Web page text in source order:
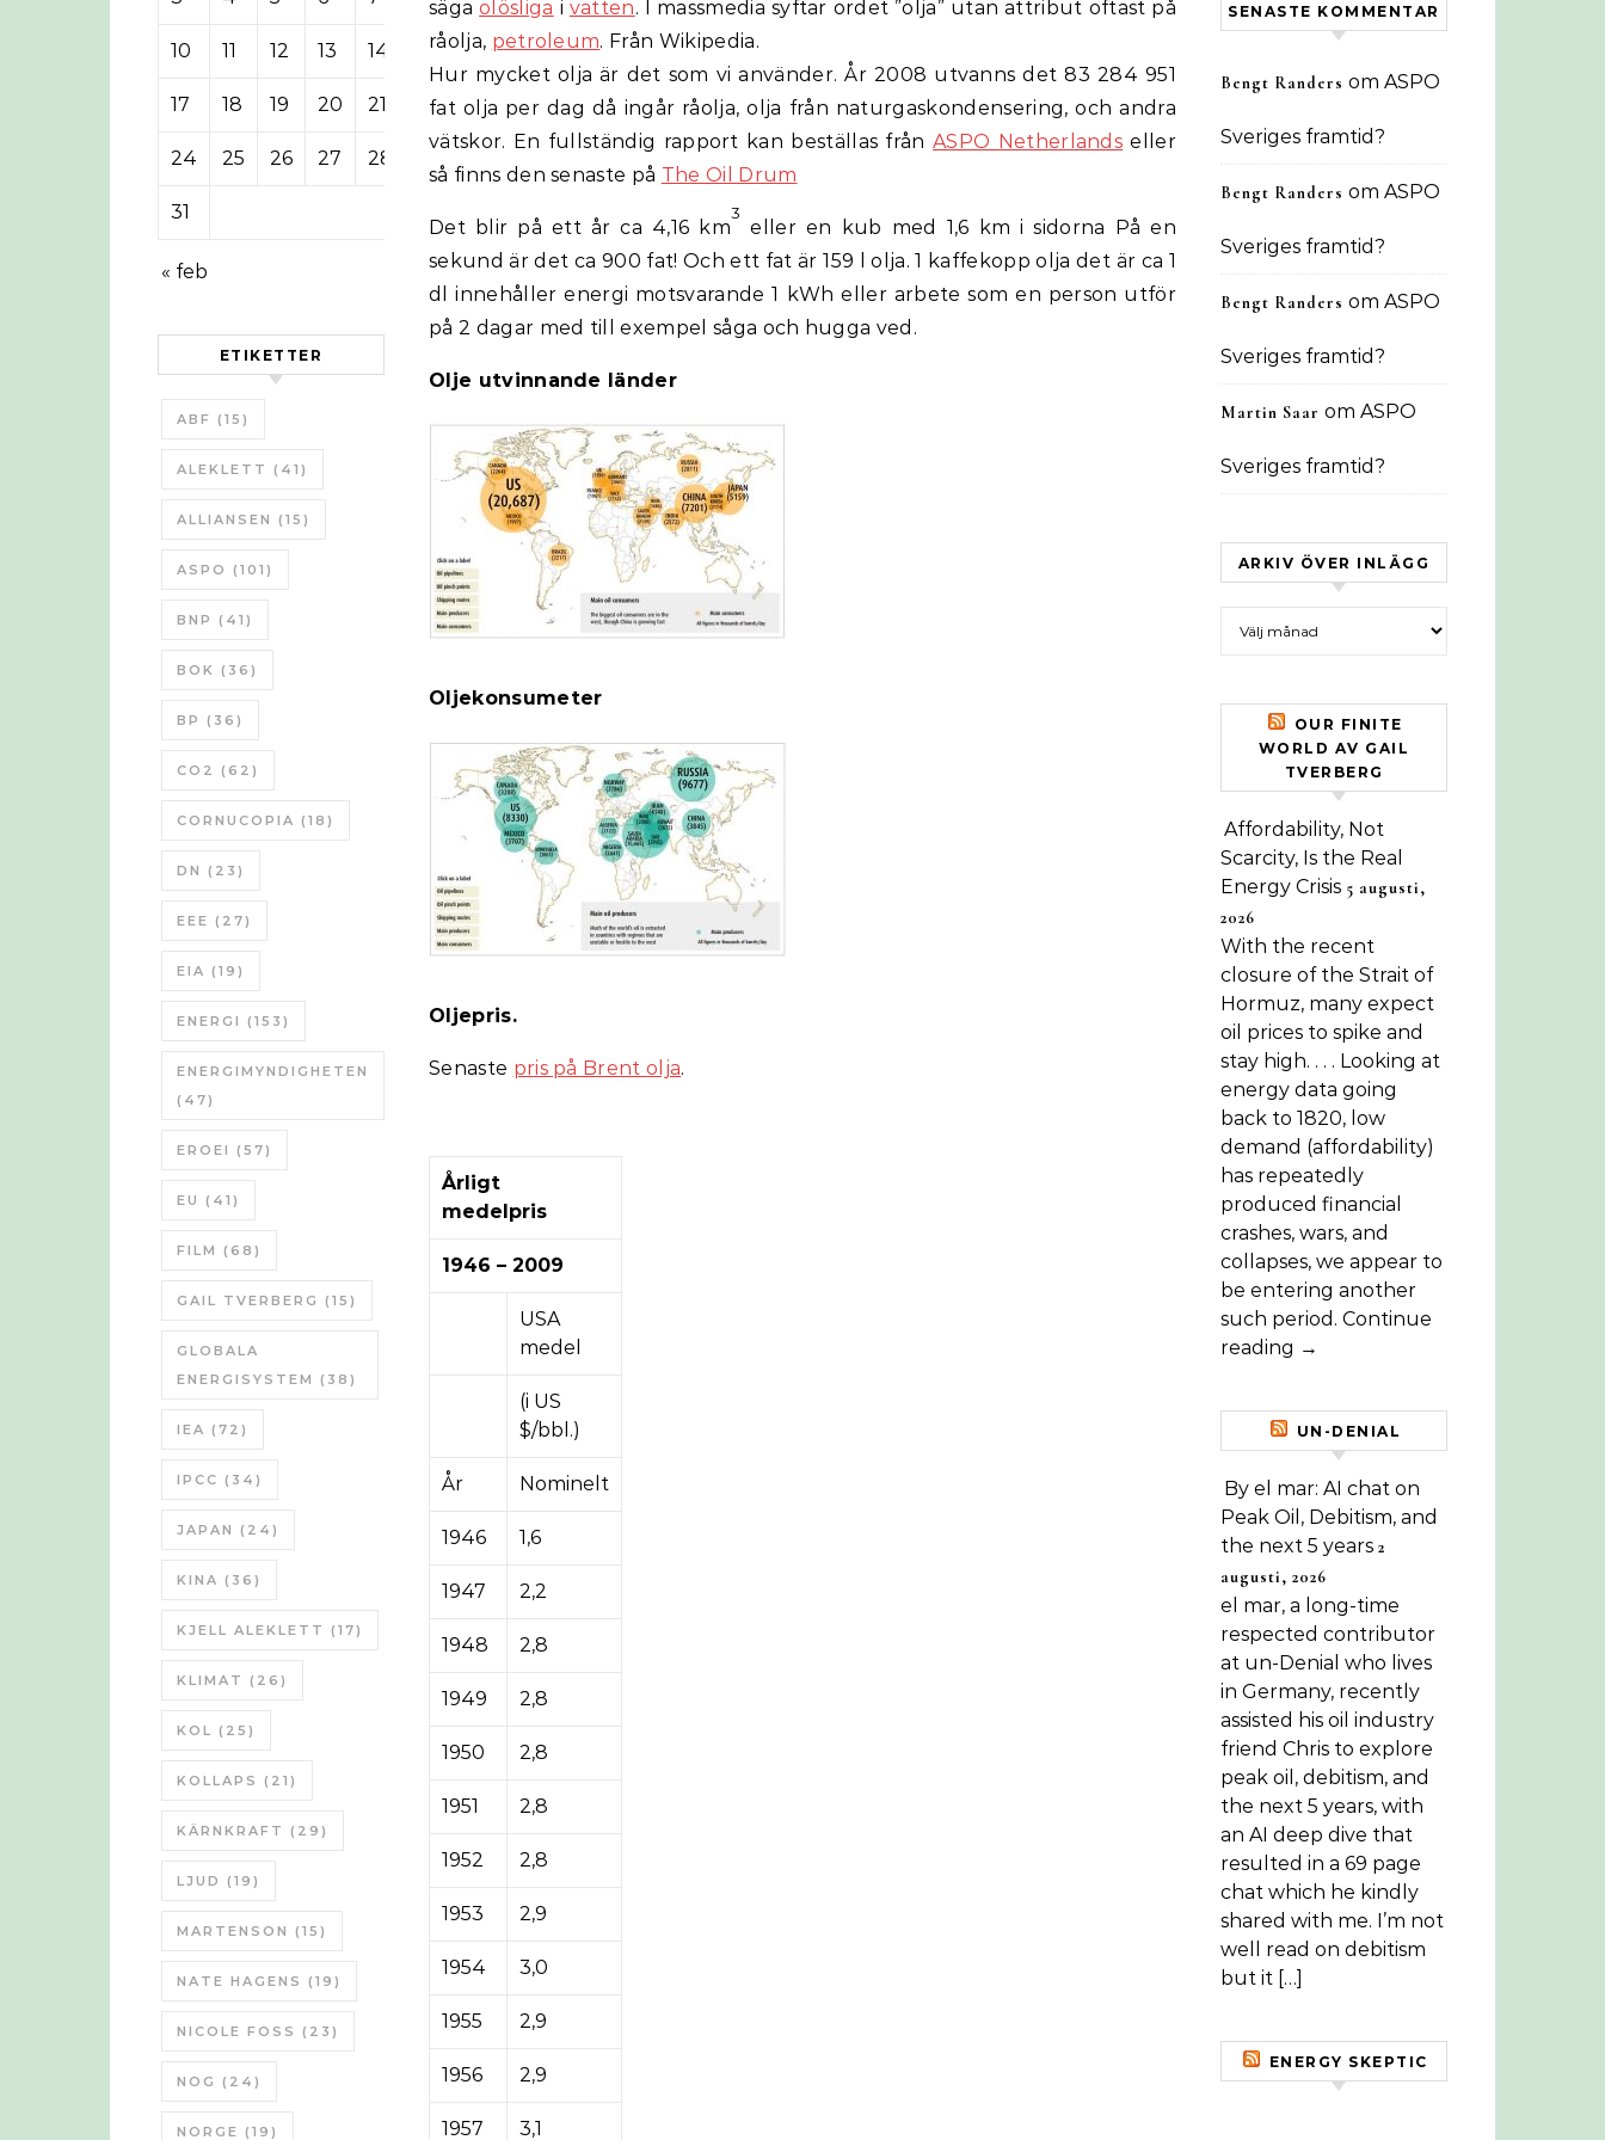
10 11 12 13 14 15 16
17 18 19 20 21 22 23
24 25 26 27 28
31
« feb
ETIKETTER
ABF (15)
ALEKLETT (41)
ALLIANSEN (15)
ASPO (101)
BNP (41)
BOK (36)
BP (36)
CO2 (62)
CORNUCOPIA (18)
DN (23)
EEE (27)
EIA (19)
ENERGI (153)
ENERGIMYNDIGHETEN
(47)
EROEI (57)
EU (41)
FILM (68)
GAIL TVERBERG (15)
GLOBALA
ENERGISYSTEM (38)
IEA (72)
IPCC (34)
JAPAN (24)
KINA (36)
KJELL ALEKLETT (17)
KLIMAT (26)
KOL (25)
KOLLAPS (21)
KÄRNKRAFT (29)
LJUD (19)
MARTENSON (15)
NATE HAGENS (19)
NICOLE FOSS (23)
NOG (24)
NORGE (19)
sägaolösliga i vatten. I massmedia syftar ordet ”olja” utan attribut oftast på
råolja, petroleum. Från Wikipedia.
Hur mycket olja är det som vi använder. År 2008 utvanns det 83 284 951
fat olja per dag då ingår råolja, olja från naturgaskondensering, och andra
vätskor. En fullständig rapport kan beställas frånASPO Netherlands eller
så finns den senaste på The Oil Drum
Det blir på ett år ca 4,16 km
3
eller en kub med 1,6 km i sidorna På en
sekund är det ca 900 fat! Och ett fat är 159 l olja. 1 kaffekopp olja det är ca 1
dl innehåller energi motsvarande 1 kWh eller arbete som en person utför
på 2 dagar med till exempel såga och hugga ved.
Olje utvinnande länder
Oljekonsumeter
Oljepris.
Senaste pris på Brent olja.
Årligt
medelpris
1946 – 2009
USA
medel
(i US
$/bbl.)
År Nominelt
1946 1,6
1947 2,2
1948 2,8
1949 2,8
1950 2,8
1951 2,8
1952 2,8
1953 2,9
1954 3,0
1955 2,9
1956 2,9
1957 3,1
SENASTE KOMMENTAR
Bengt Randers om ASPO
Sveriges framtid?
Bengt Randers om ASPO
Sveriges framtid?
Bengt Randers om ASPO
Sveriges framtid?
Martin Saar om ASPO
Sveriges framtid?
ARKIV ÖVER INLÄGG
OUR FINITE
WORLD AV GAIL
TVERBERG
Affordability, Not
Scarcity, Is the Real
Energy Crisis 5 augusti,
2026
With the recent
closure of the Strait of
Hormuz, many expect
oil prices to spike and
stay high. . . . Looking at
energy data going
back to 1820, low
demand (affordability)
has repeatedly
produced financial
crashes, wars, and
collapses, we appear to
be entering another
such period. Continue
reading →
UN-DENIAL
By el mar: AI chat on
Peak Oil, Debitism, and
the next 5 years 2
augusti, 2026
el mar, a long-time
respected contributor
at un-Denial who lives
in Germany, recently
assisted his oil industry
friend Chris to explore
peak oil, debitism, and
the next 5 years, with
an AI deep dive that
resulted in a 69 page
chat which he kindly
shared with me. I’m not
well read on debitism
but it […]
ENERGY SKEPTIC